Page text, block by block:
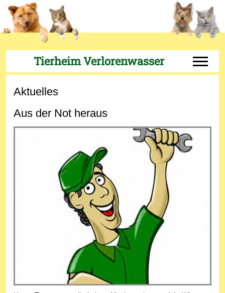
Tierheim Verlorenwasser Off-
Aktuelles
Aus der Not heraus